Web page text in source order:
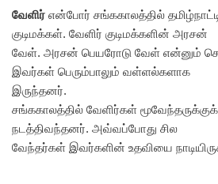
வேளிர் என்போர் சங்ககாலத்தில்
குடிமக்கள். வேளிர் குடிமக்களின் அரசன்
வேள். அரசன் பெயரோடு வேள் என்னும்
இவர்கள் பெரும்பாலும் வள்ளல்களாக
இருந்தனர்.
சங்ககாலத்தில் வேளிர்கள்
நடத்திவந்தனர். அவ்வப்போது சில
வேந்தர்கள் இவர்களின் உதவியை